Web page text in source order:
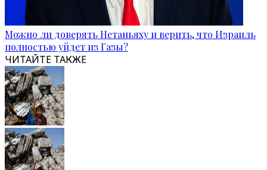
Можно ли доверять Нетаньяху и верить, что Израиль
полностью уйдет из Газы?
ЧИТАЙТЕ ТАКЖЕ